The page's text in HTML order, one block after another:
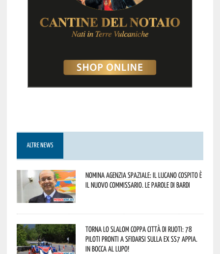
ALTRE NEWS
Nomina Agenzia Spaziale: il lucano Cospito è
il nuovo commissario. Le parole di Bardi
Torna lo Slalom Coppa Città di Ruoti: 78
piloti pronti a sfidarsi sulla ex SS7 Appia.
In bocca al lupo!